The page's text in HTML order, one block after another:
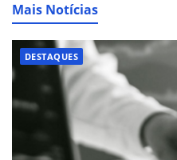
Mais Notícias
DESTAQUES